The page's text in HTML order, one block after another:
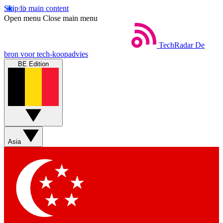
Skip to main content
Open menu Close main menu
TechRadar De
bron voor tech-koopadvies
BE Edition
Asia